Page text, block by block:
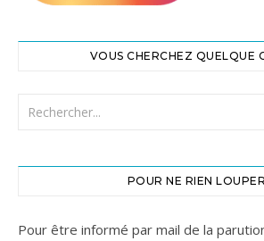
VOUS CHERCHEZ QUELQUE
POUR NE RIEN
Pour être informé par mail de la